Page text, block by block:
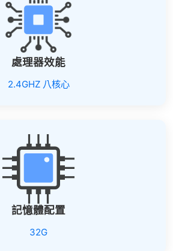
處理器效能
2.4GHZ 八核心
記憶體配置
32G